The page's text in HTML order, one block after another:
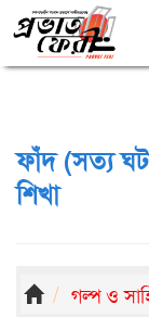
ফাঁদ (সত্য
শিখা
গল্প ও